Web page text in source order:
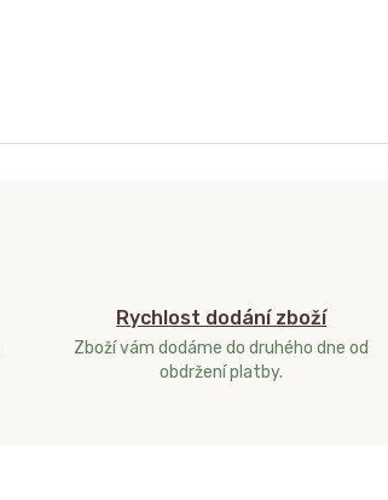
Rychlost dodání zboží
Zboží vám dodáme do druhého dne od
obdržení platby.